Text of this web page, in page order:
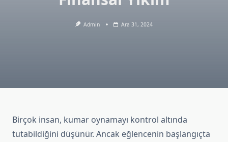
Admin Ara 31, 2024
Birçok insan, kumar oynamayı kontrol altında
tutabildiğini düşünür. Ancak eğlencenin başlangıçta